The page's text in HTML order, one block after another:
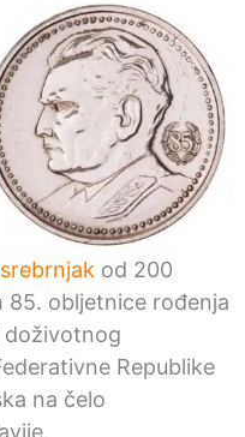
srebrnjakod 200
85. obljetnice rođenja
doživotnog
Republike
na čelo